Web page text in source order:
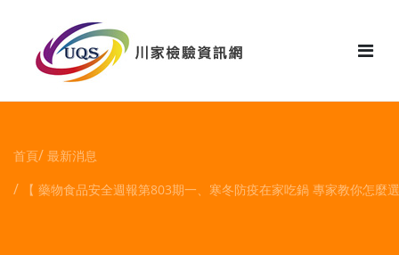
首頁 最新消息
【 藥物食品安全週報第803期一、寒冬防疫在家吃鍋 專家教你怎